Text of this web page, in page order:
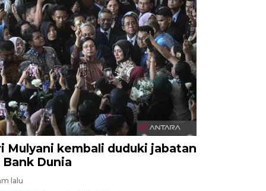
Mulyani kembali duduki jabatan
Bank Dunia
lalu